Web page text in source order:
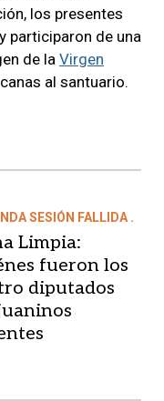
los presentes
participaron de una
de la Virgen
al santuario.
SESIÓN FALLIDA .
Limpia:
fueron los
diputados